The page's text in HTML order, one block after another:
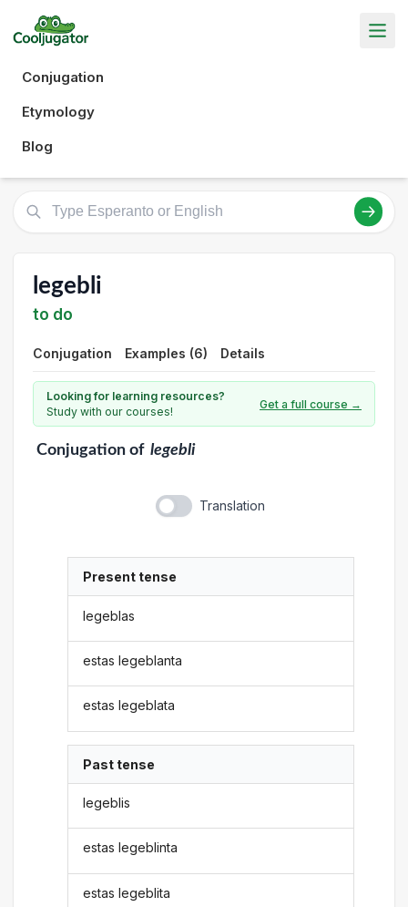
Conjugation
Etymology
Blog
legebli
to do
Conjugation Examples (6) Details
Looking for learning resources?
Study with our courses!
Get a full course →
Conjugationof legebli
Translation
Present tense
legeblas
estas legeblanta
estas legeblata
Past tense
legeblis
estas legeblinta
estas legeblita